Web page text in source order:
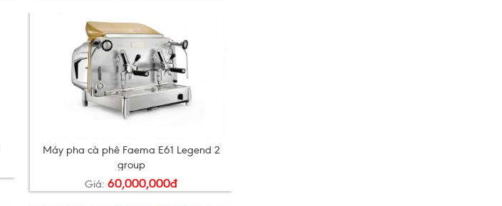
Máy pha cà phê Faema E61 Legend 2
group
Giá:60,000,000đ